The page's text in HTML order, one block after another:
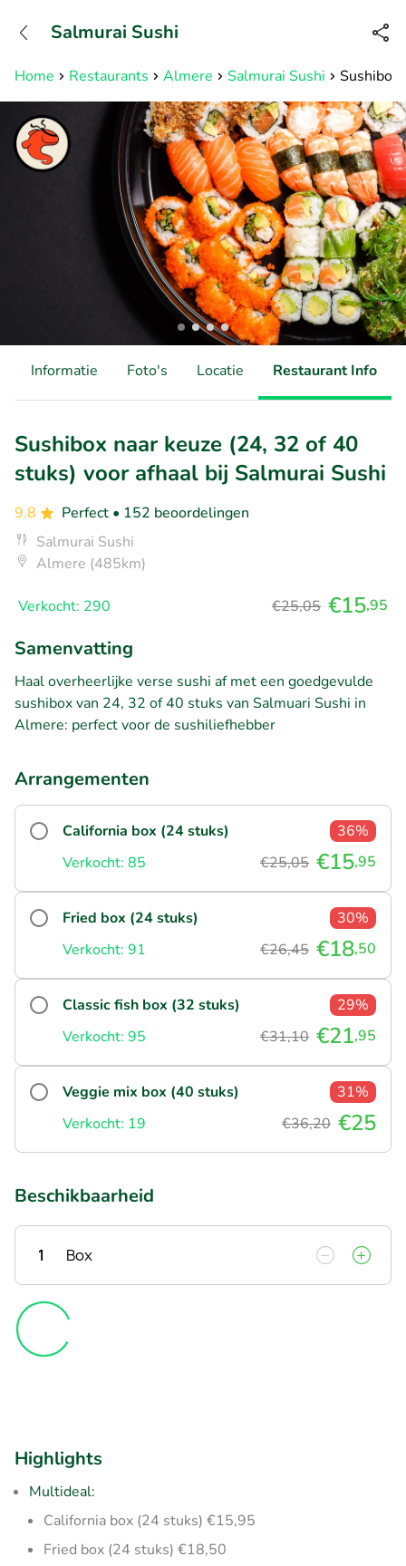
Bereikbaar tot 23:00 uur
Home Restaurants Almere Salmurai Sushi Sushibox
Salmurai Sushi
Informatie Foto's Locatie Restaurant Info
Sushibox naar keuze (24, 32 of 40
stuks) voor afhaal bij Salmurai Sushi
9.8 Perfect • 152 beoordelingen
Salmurai Sushi
Almere (485km)
Verkocht: 290 €25,05 €15,95
Samenvatting
Haal overheerlijke verse sushi af met een goedgevulde
sushibox van 24, 32 of 40 stuks van Salmuari Sushi in
Almere: perfect voor de sushiliefhebber
Arrangementen
California box (24 stuks)
36%
Verkocht: 85
€25,05 €15,95
Fried box (24 stuks)
30%
Verkocht: 91
€26,45 €18,50
Classic fish box (32 stuks)
29%
Verkocht: 95
€31,10 €21,95
Veggie mix box (40 stuks)
31%
Verkocht: 19
€36,20 €25
Beschikbaarheid
1 Box
Highlights
Multideal:
California box (24 stuks) €15,95
Fried box (24 stuks) €18,50